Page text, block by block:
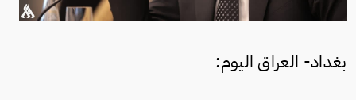
بغداد- العراق اليوم: